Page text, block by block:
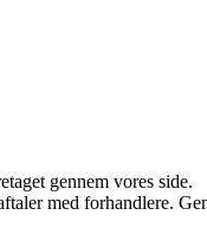
gennem vores side.
med forhandlere.